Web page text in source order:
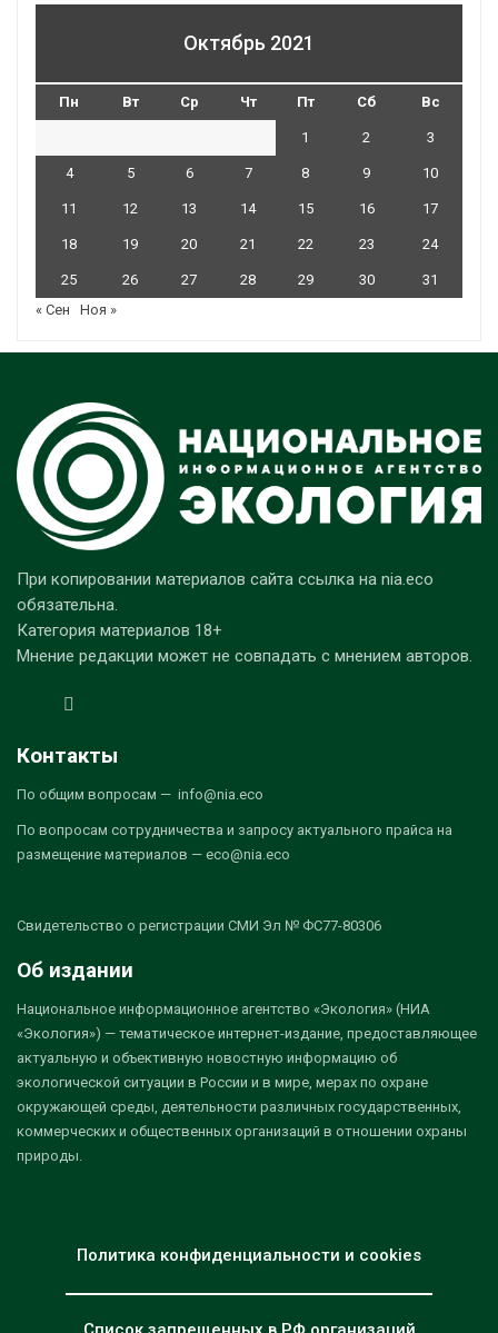
Октябрь 2021
Пн Вт Ср Чт Пт Сб Вс
1 2 3
4 5 6 7 8 9 10
11 12 13 14 15 16 17
18 19 20 21 22 23 24
25 26 27 28 29 30
31
« Сен
Ноя »
При копировании материалов сайта ссылка на nia.eco
обязательна.
Категория материалов 18+
Мнение редакции может не совпадать с мнением авторов.
Контакты
По общим вопросам — info@nia.eco
По вопросам сотрудничества и запросу актуального прайса на
размещение материалов — eco@nia.eco
Свидетельство о регистрации СМИ Эл № ФС77-80306
Об издании
Национальное информационное агентство «Экология» (НИА
«Экология») — тематическое интернет-издание, предоставляющее
актуальную и объективную новостную информацию об
экологической ситуации в России и в мире, мерах по охране
окружающей среды, деятельности различных государственных,
коммерческих и общественных организаций в отношении охраны
природы.
Политика конфиденциальности и cookies